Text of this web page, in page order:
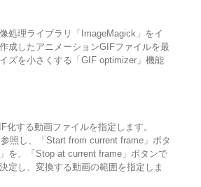
処理ライブラリ「ImageMagick」をイ
成したアニメーションGIFファイルを最
ズを小さくする「GIF optimizer」機能
化する動画ファイルを指定します。
照し、「Start from current frame」ボタ
を、「Stop at current frame」ボタンで
定し、変換する動画の範囲を指定しま